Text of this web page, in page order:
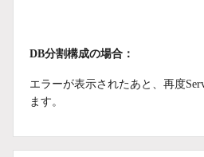
DB分割構成の場合：
エラーが表示されたあと、再度
ます。